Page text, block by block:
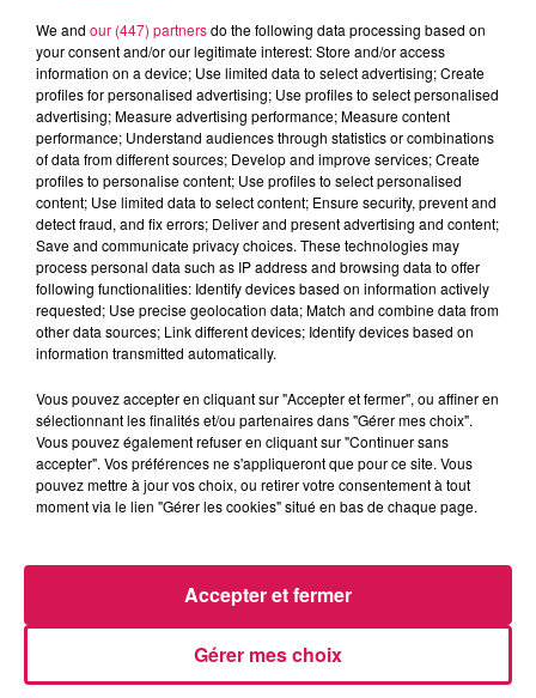
9h00 - 13h00
la ligne des auditeurs
9h19
9h19
MARGUERITE
Bellevie
9h08
9h08
YANNICK
Ces Soirées Là
9h05
9h05
TEMPER CITY
Self Aware
SAMBRE-AVESNOIS-
THIÉRACHE
We and our (447) partnersdo the following data processing based on
your consent and/or our legitimate interest: Store and/or access
information on a device; Use limited data to select advertising; Create
profiles for personalised advertising; Use profiles to select personalised
advertising; Measure advertising performance; Measure content
performance; Understand audiences through statistics or combinations
of data from different sources; Develop and improve services; Create
profiles to personalise content; Use profiles to select personalised
content; Use limited data to select content; Ensure security, prevent and
detect fraud, and fix errors; Deliver and present advertising and content;
Save and communicate privacy choices. These technologies may
process personal data such as IP address and browsing data to offer
following functionalities: Identify devices based on information actively
requested; Use precise geolocation data; Match and combine data from
other data sources; Link different devices; Identify devices based on
information transmitted automatically.
Vous pouvez accepter en cliquant sur "Accepter et fermer", ou affiner en
sélectionnant les finalités et/ou partenaires dans "Gérer mes choix".
Vous pouvez également refuser en cliquant sur "Continuer sans
accepter". Vos préférences ne s'appliqueront que pour ce site. Vous
pouvez mettre à jour vos choix, ou retirer votre consentement à tout
moment via le lien "Gérer les cookies" situé en bas de chaque page.
Gérer mes choix
Accepter et fermer